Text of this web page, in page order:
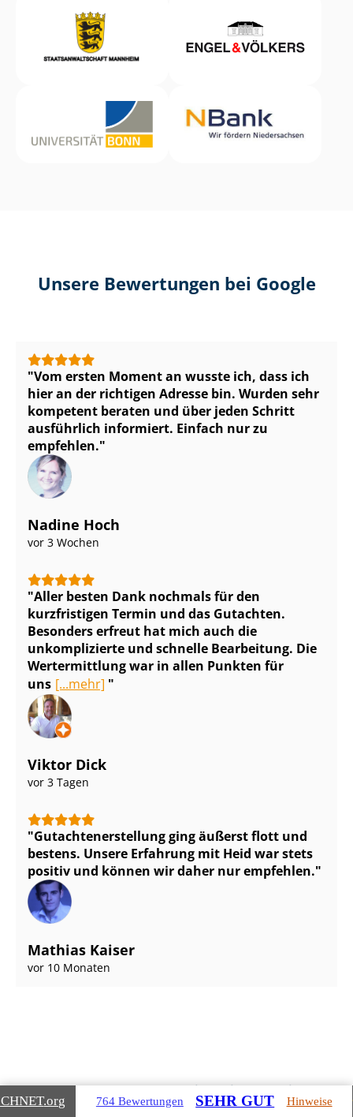
Unsere Bewertungen bei Google
Vom ersten Moment an wusste ich, dass ich
hier an der richtigen Adresse bin. Wurden sehr
kompetent beraten und über jeden Schritt
ausführlich informiert. Einfach nur zu
empfehlen.
Nadine Hoch
vor 3 Wochen
Aller besten Dank nochmals für den
kurzfristigen Termin und das Gutachten.
Besonders erfreut hat mich auch die
unkomplizierte und schnelle Bearbeitung. Die
Wertermittlung war in allen Punkten für
uns [...mehr]
Viktor Dick
vor 3 Tagen
Gut­ach­ten­er­stel­lung ging äußerst flott und
bestens. Unsere Erfahrung mit Heid war stets
positiv und können wir daher nur empfehlen.
Mathias Kaiser
vor 10 Monaten
Gebäudearten, die wir für Sie
.org 764 Bewertungen SEHR GUT Hinweise